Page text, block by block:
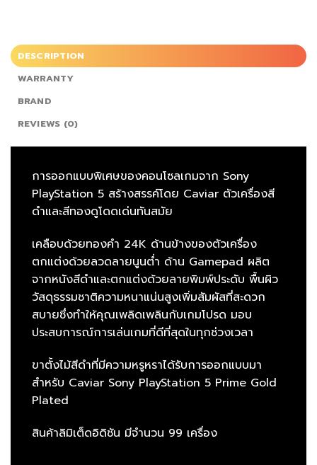
DESCRIPTION
WARRANTY
BRAND
REVIEWS (0)
การออกแบบพิเศษของคอนโซลเกมจาก Sony
PlayStation 5 สร้างสรรค์โดย Caviar ตัวเครื่องสี
ดำและสีทองดูโดดเด่นทันสมัย
เคลือบด้วยทองคำ 24K ด้านข้างของตัวเครื่อง
ตกแต่งด้วยลวดลายนูนต่ำ ด้าน Gamepad ผลิต
จากหนังสีดำและตกแต่งด้วยลายพิมพ์ประดับ พื้นผิว
วัสดุธรรมชาติความหนาแน่นสูงเพิ่มสัมผัสที่สะดวก
สบายซึ่งทำให้คุณเพลิดเพลินกับเกมโปรด มอบ
ประสบการณ์การเล่นเกมที่ดีที่สุดในทุกช่วงเวลา
ขาตั้งไม้สีดำที่มีความหรูหราได้รับการออกแบบมา
สำหรับ Caviar Sony PlayStation 5 Prime Gold
Plated
สินค้าลิมิเต็ดอิดิชัน มีจำนวน 99 เครื่อง